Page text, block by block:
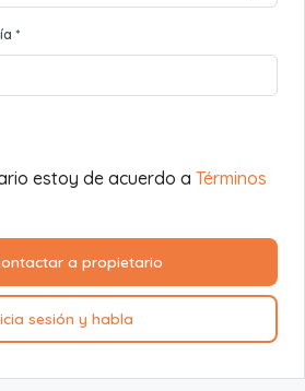
*
estoy de acuerdo a Términos
a propietario
sesión y habla